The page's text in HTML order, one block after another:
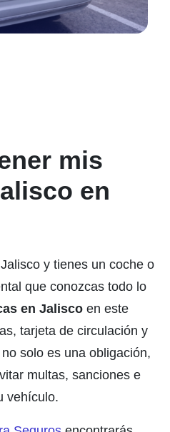
mis
en
y tienes un coche o
que conozcas todo lo
en Jalisco en este
tarjeta de circulación y
solo es una obligación,
multas, sanciones e
vehículo.